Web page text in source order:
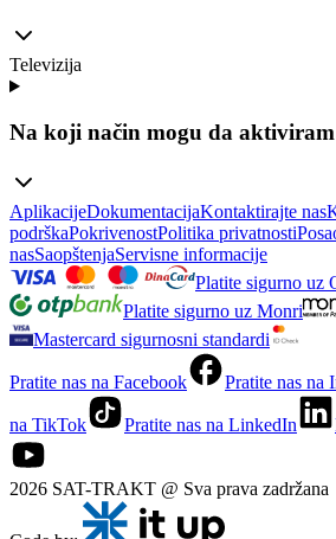
Televizija
Na koji način mogu da
AplikacijeDokumentacijaKontaktirajte nas
podrškaPokrivenostPolitika privatnosti
nasSaopštenjaServisne informacije
Platite sigurno uz
Platite sigurno uz Monri
Mastercard sigurnosni standardi
Pratite nas na Facebook Pratite nas na
na TikTok Pratite nas na LinkedIn
2026 SAT-TRAKT @ Sva prava zadržana